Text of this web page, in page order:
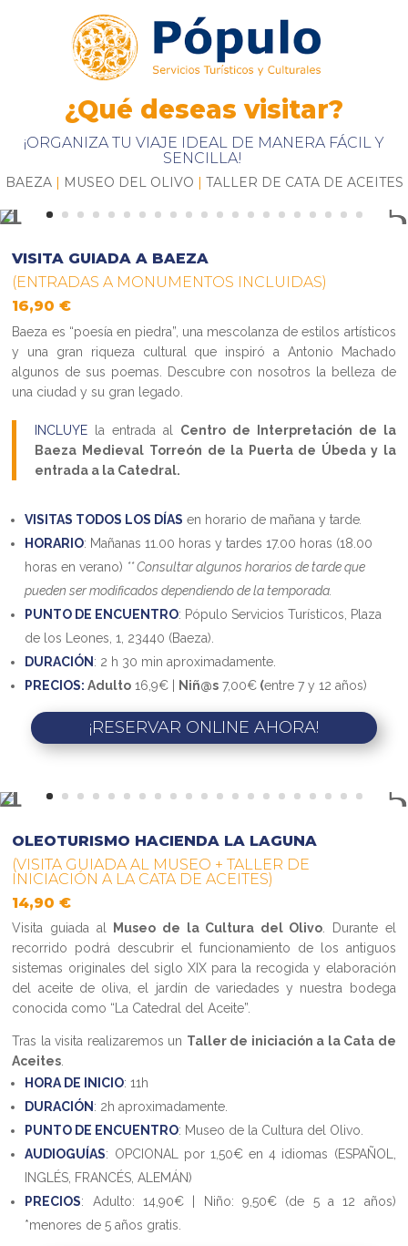
¿Qué deseas visitar?
¡ORGANIZA TU VIAJE IDEAL DE MANERA FÁCIL Y
SENCILLA!
BAEZA | MUSEO DEL OLIVO | TALLER DE CATA DE ACEITES
VISITA GUIADA A BAEZA
(ENTRADAS A MONUMENTOS INCLUIDAS)
16,90 €
Baeza es “poesía en piedra”, una mescolanza de estilos artísticos
y una gran riqueza cultural que inspiró a Antonio Machado
algunos de sus poemas. Descubre con nosotros la belleza de
una ciudad y su gran legado.
INCLUYE la entrada al Centro de Interpretación de la
Baeza Medieval Torreón de la Puerta de Úbeda y la
entrada a la Catedral.
VISITAS TODOS LOS DÍAS en horario de mañana y tarde
HORARIO: Mañanas 11.00 horas y tardes 17.00 horas (18.00
horas en verano) ** Consultar algunos horarios de tarde que
pueden ser modificados dependiendo de la temporada.
PUNTO DE ENCUENTRO: Pópulo Servicios Turísticos, Plaza
de los Leones, 1, 23440 (Baeza).
DURACIÓN : 2 h 30 min aproximadamente.
PRECIOS: Adulto 16,9€ | Niñ@s 7,00€ (entre 7 y 12 años)
¡RESERVAR ONLINE AHORA!
OLEOTURISMO HACIENDA LA LAGUNA
(VISITA GUIADA AL MUSEO + TALLER DE
INICIACIÓN A LA CATA DE ACEITES)
14,90 €
Visita guiada al Museo de la Cultura del Olivo . Durante el
recorrido podrá descubrir el funcionamiento de los antiguos
sistemas originales del siglo XIX para la recogida y elaboración
del aceite de oliva, el jardín de variedades y nuestra bodega
conocida como “La Catedral del Aceite”.
Tras la visita realizaremos un Taller de iniciación a la Cata de
Aceites
HORA DE INICIO: 11h
DURACIÓN : 2h aproximadamente.
PUNTO DE ENCUENTRO: Museo de la Cultura del Olivo.
AUDIOGUÍAS: OPCIONAL por 1,50€ en 4 idiomas (ESPAÑOL,
INGLÉS, FRANCÉS, ALEMÁN)
PRECIOS: Adulto: 14,90€ | Niño: 9,50€ (de 5 a 12 años)
*menores de 5 años gratis.